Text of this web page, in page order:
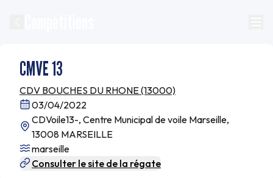
CMVE 13
CDV BOUCHES DU RHONE (13000)
03/04/2022
CDVoile13-, Centre Municipal de voile Marseille,
13008 MARSEILLE
marseille
Consulter le site de la régate